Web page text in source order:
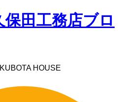
KUBOTA HOUSE